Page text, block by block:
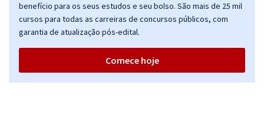
Prefeitura de Pereira Barreto - SP - Agente Comunitário de Saúde
(Pós-Edital)
à vista
29,52
Economize R$ 88,56 (-20%)
benefício para os seus estudos e seu bolso. São mais de 25 mil
cursos para todas as carreiras de concursos públicos, com
garantia de atualização pós-edital.
Comece hoje